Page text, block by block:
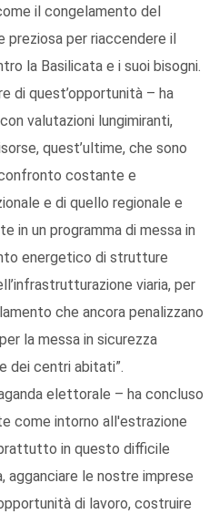
il congelamento del
preziosa per riaccendere il
la Basilicata e i suoi bisogni.
di quest’opportunità – ha
valutazioni lungimiranti,
quest’ultime, che sono
costante e
e di quello regionale e
in un programma di messa in
energetico di strutture
viaria, per
che ancora penalizzano
la messa in sicurezza
dei centri abitati”.
elettorale – ha concluso
come intorno all'estrazione
in questo difficile
le nostre imprese
di lavoro, costruire